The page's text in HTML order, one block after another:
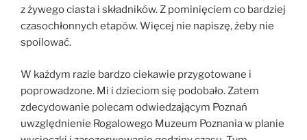
z żywego ciasta i składników. Z pominięciem co bardziej
czasochłonnych etapów. Więcej nie napiszę, żeby nie
spoilować.
W każdym razie bardzo ciekawie przygotowane i
poprowadzone. Mi i dzieciom się podobało. Zatem
zdecydowanie polecam odwiedzającym Poznań
uwzględnienie Rogalowego Muzeum Poznania w planie